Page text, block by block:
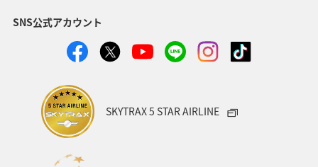
SNS公式アカウント
SKYTRAX 5 STAR AIRLINE